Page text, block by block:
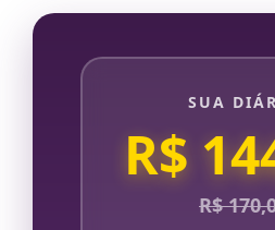
SUA
R$
R$